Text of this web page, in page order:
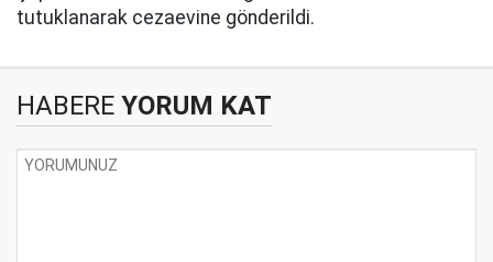
tutuklanarak cezaevine gönderildi.
HABERE YORUM KAT